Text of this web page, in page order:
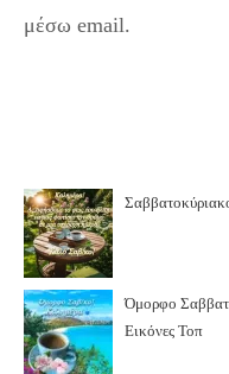
μέσω email.
Όμορφο
Εικόνες Τοπ